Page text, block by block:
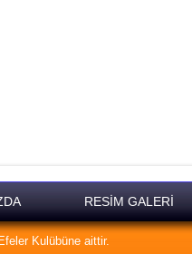
RESİM GALERİ
Kulübüne aittir.